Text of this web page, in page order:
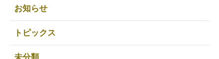
お知らせ
トピックス